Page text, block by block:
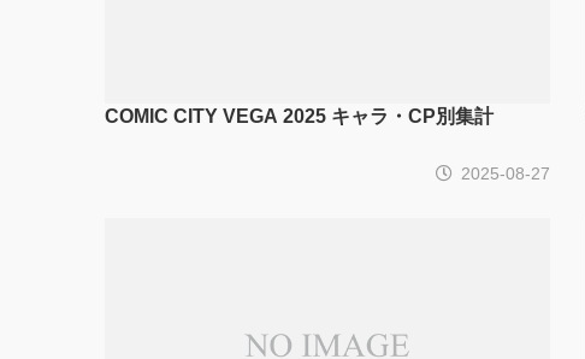
COMIC CITY VEGA 2025 キャラ・CP別集計
2025-08-27